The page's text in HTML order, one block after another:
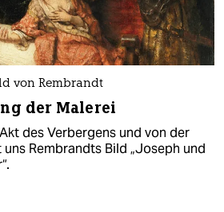
von Rembrandt
der Malerei
des Verbergens und von der
Rembrandts Bild „Joseph und